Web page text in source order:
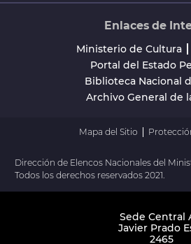
Enlaces de
Ministerio de Cultura
Portal del Estado
Biblioteca Nacional
Archivo General de
Mapa del Sitio
Dirección de Elencos Nacionales del
Todos los derechos reservados 2021.
Sede Central
Javier Prado
2465